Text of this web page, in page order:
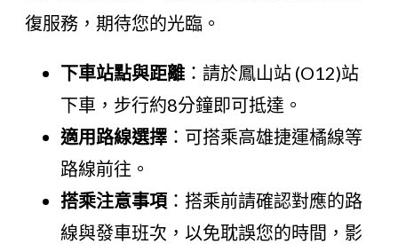
復服務，期待您的光臨。
下車站點與距離 ：請於鳳山站 (O12)站
下車，步行約8分鐘即可抵達。
適用路線選擇 ：可搭乘高雄捷運橘線等
路線前往。
搭乘注意事項 ：搭乘前請確認對應的路
線與發車班次，以免耽誤您的時間，影